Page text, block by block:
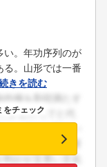
い。年功序列のが
る。山形では一番
きを読む
をチェック